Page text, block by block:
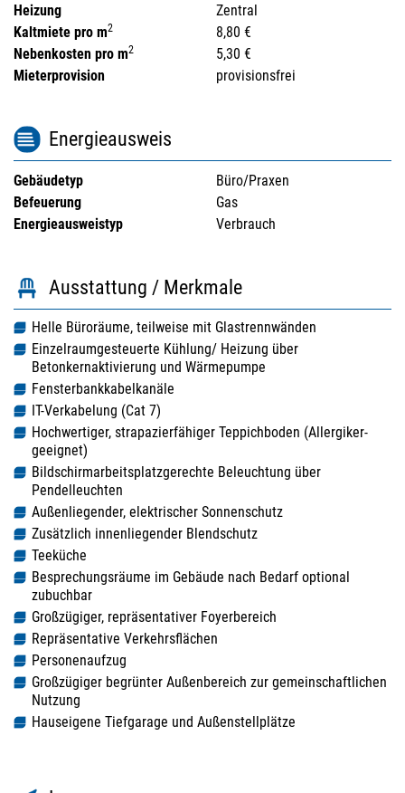
Heizung
Zentral
Kaltmiete pro m2
8,80 €
Nebenkosten pro m2
5,30 €
Mieterprovision
provisionsfrei
Energieausweis
Gebäudetyp
Büro/Praxen
Befeuerung
Gas
Energieausweistyp
Verbrauch
Ausstattung / Merkmale
Helle Büroräume, teilweise mit Glastrennwänden
Einzelraumgesteuerte Kühlung/ Heizung über
Betonkernaktivierung und Wärmepumpe
Fensterbankkabelkanäle
IT-Verkabelung (Cat 7)
Hochwertiger, strapazierfähiger Teppichboden (Allergiker-
geeignet)
Bildschirmarbeitsplatzgerechte Beleuchtung über
Pendelleuchten
Außenliegender, elektrischer Sonnenschutz
Zusätzlich innenliegender Blendschutz
Teeküche
Besprechungsräume im Gebäude nach Bedarf optional
zubuchbar
Großzügiger, repräsentativer Foyerbereich
Repräsentative Verkehrsflächen
Personenaufzug
Großzügiger begrünter Außenbereich zur gemeinschaftlichen
Nutzung
Hauseigene Tiefgarage und Außenstellplätze